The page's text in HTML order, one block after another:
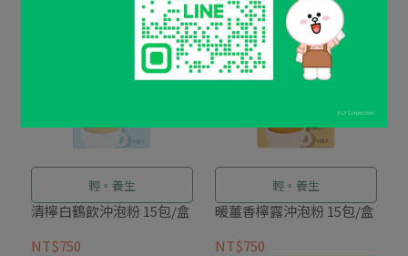
輕。養生
清檸白鶴飲沖泡粉 15包/盒
NT$750
輕。養生
暖薑香檸露沖泡粉 15包/盒
NT$750